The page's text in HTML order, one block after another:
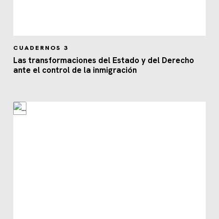
CUADERNOS 3
Las transformaciones del Estado y del Derecho
ante el control de la inmigración